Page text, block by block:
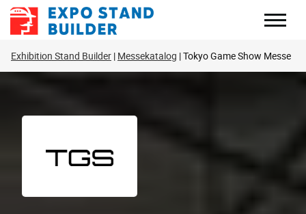
Zum
Inhalt
Exhibition Stand Builder Messekatalog Tokyo Game Show Messe